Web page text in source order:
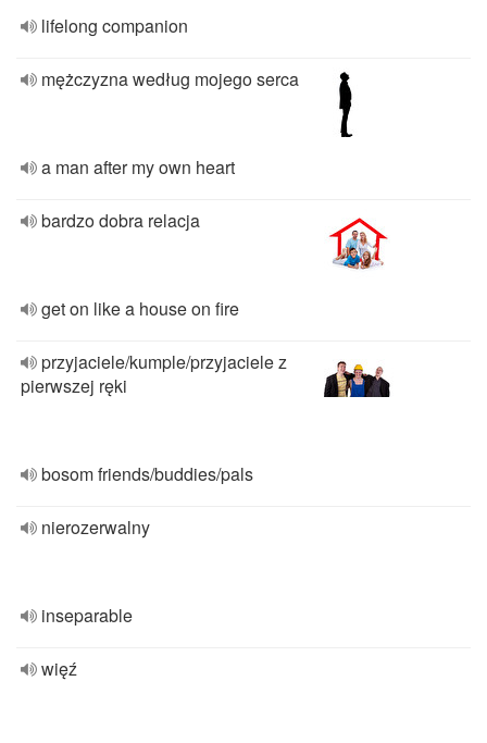
lifelong companion
mężczyzna według mojego serca
a man after my own heart
bardzo dobra relacja
get on like a house on fire
przyjaciele/kumple/przyjaciele z
pierwszej ręki
bosom friends/buddies/pals
nierozerwalny
inseparable
więź